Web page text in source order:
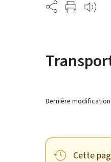
Partage
Dernière
Cette